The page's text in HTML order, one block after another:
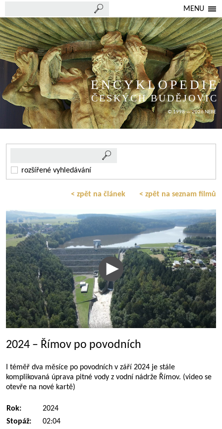
MENU
ENCYKLOPEDIE
ČESKÝCH BUDĚJOVIC
© 1998 — 2026 NEBE
rozšířené vyhledávání
< zpět na článek < zpět na seznam filmů
2024 – Římov po povodních
I téměř dva měsíce po povodních v září 2024 je stále
komplikovaná úprava pitné vody z vodní nádrže Římov. (video se
otevře na nové kartě)
Rok:
2024
Stopáž:
02:04